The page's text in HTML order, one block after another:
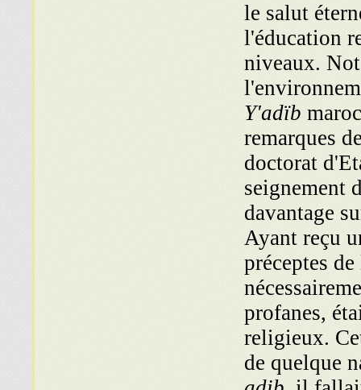
le salut
l'éducation
niveaux.
Y'adïb
remarques
doctorat
seignement
davantage
Ayant reçu
préceptes
profanes,
religieux.
de quelque